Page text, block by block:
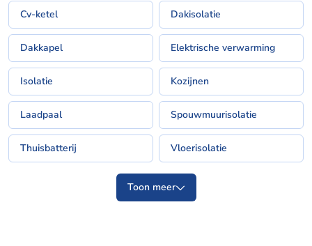
Cv-ketel Dakisolatie
Dakkapel Elektrische verwarming
Isolatie Kozijnen
Laadpaal Spouwmuurisolatie
Thuisbatterij Vloerisolatie
Toon meer